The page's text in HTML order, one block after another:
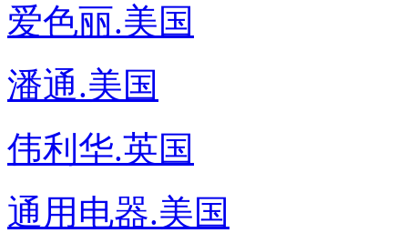
爱色丽.美国
潘通.美国
伟利华.英国
通用电器.美国